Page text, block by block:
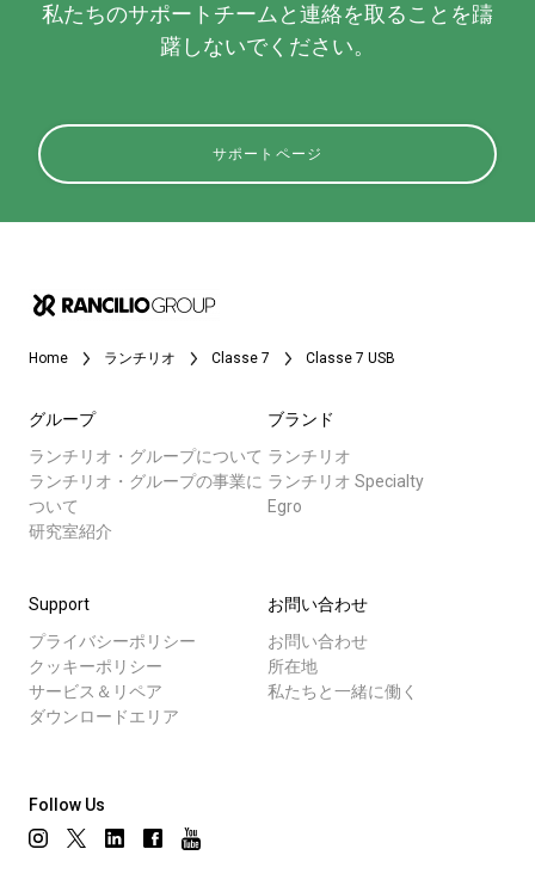
私たちのサポートチームと連絡を取ることを躊
躇しないでください。
サポートページ
Home ランチリオ Classe 7 Classe 7 USB
グループ
ランチリオ・グループについて
ランチリオ・グループの事業に
ついて
研究室紹介
ブランド
ランチリオ
ランチリオ Specialty
Egro
Support
プライバシーポリシー
クッキーポリシー
サービス＆リペア
ダウンロードエリア
お問い合わせ
お問い合わせ
所在地
私たちと一緒に働く
Follow Us